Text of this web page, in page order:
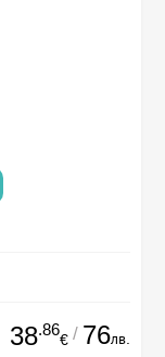
38.86
€ / 76лв.